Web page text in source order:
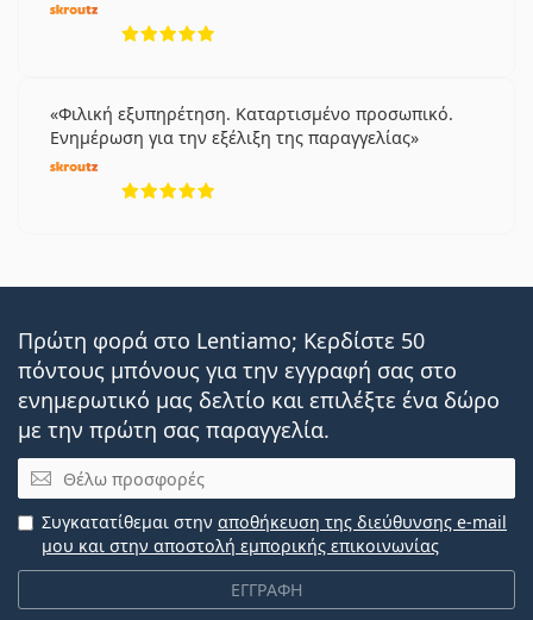
Φιλική εξυπηρέτηση. Καταρτισμένο προσωπικό.
Ενημέρωση για την εξέλιξη της παραγγελίας
Πρώτη φορά στο Lentiamo; Κερδίστε 50
πόντους μπόνους για την εγγραφή σας στο
ενημερωτικό μας δελτίο και επιλέξτε ένα δώρο
με την πρώτη σας παραγγελία.
Email
ΕΓΓΡΑΦΗ
Συγκατατίθεμαι στην αποθήκευση της διεύθυνσης e-mail
μου και στην αποστολή εμπορικής επικοινωνίας